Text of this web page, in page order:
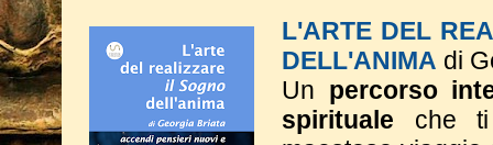
L'ARTE DEL
DELL'ANIMA di
Un percorso
spirituale che ti